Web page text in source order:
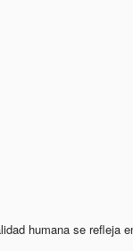
humana se refleja